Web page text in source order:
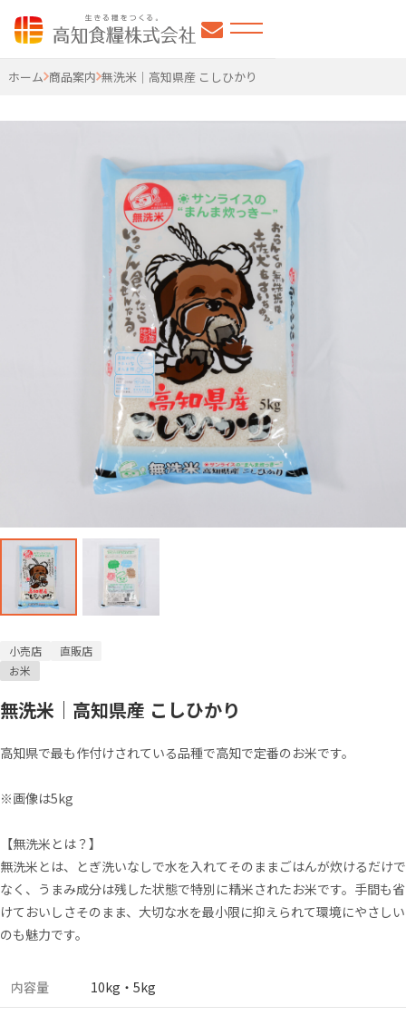
高知食糧株式会社
ホーム 商品案内 無洗米｜高知県産 こしひかり
小売店
直販店
お米
無洗米｜高知県産 こしひかり
高知県で最も作付けされている品種で高知で定番のお米です。
※画像は5kg
【無洗米とは？】
無洗米とは、とぎ洗いなしで水を入れてそのままごはんが炊けるだけで
なく、うまみ成分は残した状態で特別に精米されたお米です。手間も省
けておいしさそのまま、大切な水を最小限に抑えられて環境にやさしい
のも魅力です。
内容量 10kg・5kg